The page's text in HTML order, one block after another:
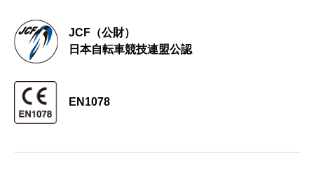
JCF（公財）
日本自転車競技連盟公認
EN1078